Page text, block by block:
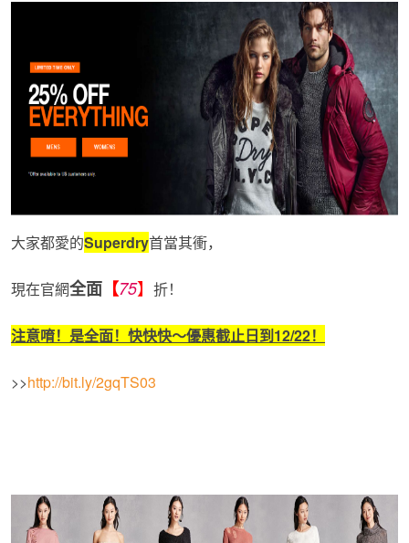
大家都愛的Superdry首當其衝，
現在官網全面 【75】 折！
注意唷！是全面！快快快～優惠截止日到12/22！
>>http://bit.ly/2gqTS03